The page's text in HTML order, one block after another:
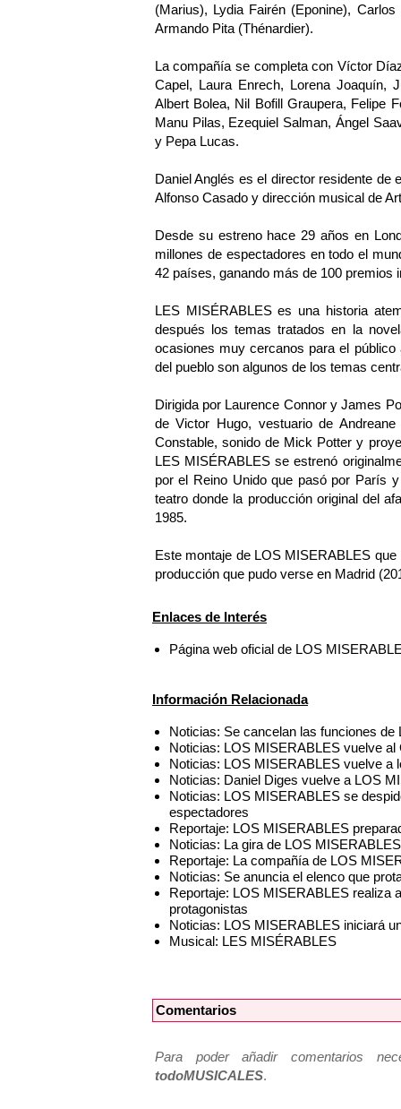
(Marius), Lydia Fairén (Eponine),
Armando Pita (Thénardier).
La compañía se completa con Víctor
Capel, Laura Enrech, Lorena Joaquín,
Albert Bolea, Nil Bofill Graupera, Felipe
Manu Pilas, Ezequiel Salman, Ángel
y Pepa Lucas.
Daniel Anglés es el director residente
Alfonso Casado y dirección musical de
Desde su estreno hace 29 años en
millones de espectadores en todo el
42 países, ganando más de 100 premios
LES MISÉRABLES es una historia
después los temas tratados en la
ocasiones muy cercanos para el
del pueblo son algunos de los temas
Dirigida por Laurence Connor y James
de Victor Hugo, vestuario de
Constable, sonido de Mick Potter y
LES MISÉRABLES se estrenó
por el Reino Unido que pasó por París
teatro donde la producción original del
1985.
Este montaje de LOS MISERABLES
producción que pudo verse en Madrid
Enlaces de Interés
Página web oficial de LOS
Información Relacionada
Noticias: Se cancelan las funciones
Noticias: LOS MISERABLES vuelve al
Noticias: LOS MISERABLES vuelve a
Noticias: Daniel Diges vuelve a LOS
Noticias: LOS MISERABLES se
espectadores
Reportaje: LOS MISERABLES
Noticias: La gira de LOS
Reportaje: La compañía de LOS
Noticias: Se anuncia el elenco que
Reportaje: LOS MISERABLES realiza
protagonistas
Noticias: LOS MISERABLES iniciará
Musical: LES MISÉRABLES
Comentarios
Para poder añadir comentarios
todoMUSICALES.